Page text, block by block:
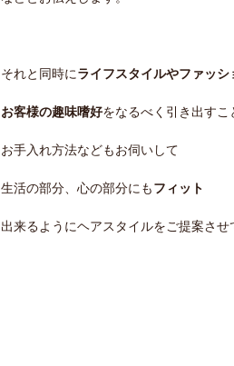
それと同時にライフスタイルやファッシ
お客様の趣味嗜好をなるべく引き出すこ
お手入れ方法などもお伺いして
生活の部分、心の部分にもフィット
出来るようにヘアスタイルをご提案させ